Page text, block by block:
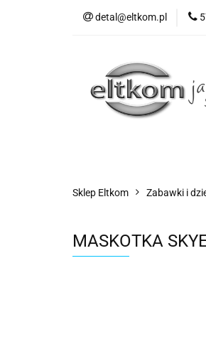
detal@eltkom.pl
Sklep Eltkom Zabawki i
MASKOTKA